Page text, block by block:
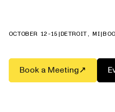
OCTOBER 12-15|DETROIT, MI|
Book a Meeting